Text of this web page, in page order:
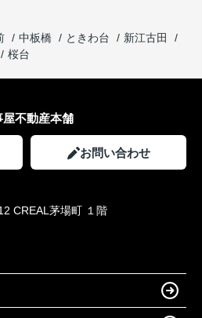
中板橋 ときわ台
新江古田
桜台
屋不動産本舗
お問い合わせ
CREAL茅場町 １階